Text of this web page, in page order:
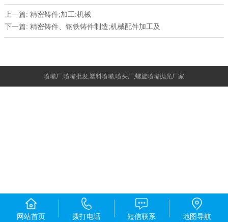
上一篇: 精密铸件;加工:机械
下一篇: 精密铸件、钢铁铸件制造;机械配件加工及
喷嘴厂,喷嘴批发,塑料喷嘴,喷头厂,螺旋喷嘴抛光厂家
网站首页 拨打电话 短信联系 地图导航